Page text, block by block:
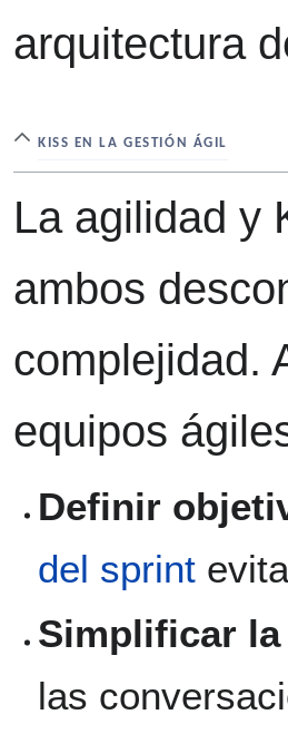
arquitectura
KISS EN LA GESTIÓN ÁGIL
La agilidad y
ambos
complejidad.
equipos
Definir
del sprint
Simplificar
las